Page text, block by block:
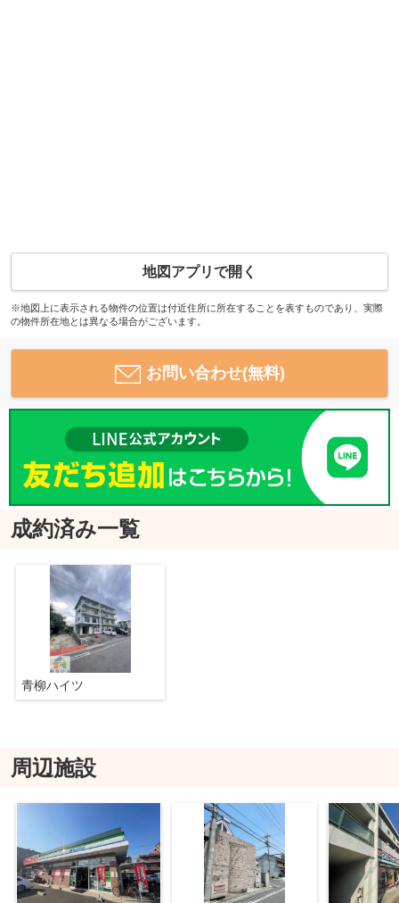
地図アプリで開く
※地図上に表示される物件の位置は付近住所に所在することを表すものであり、実際
の物件所在地とは異なる場合がございます。
お問い合わせ(無料)
成約済み一覧
青柳ハイツ
周辺施設